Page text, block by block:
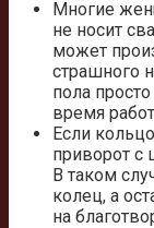
Многие
не носит
может
страшного
пола
время
Если
приворот с
В таком
колец, а
на